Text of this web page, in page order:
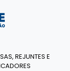
REJUNTES E